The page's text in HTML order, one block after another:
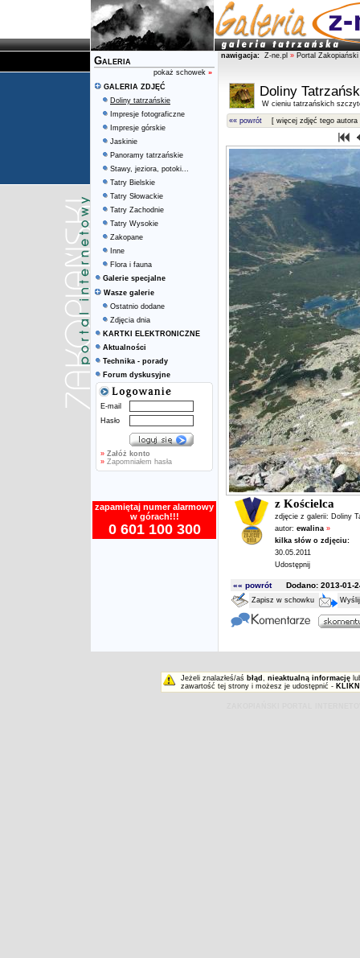
Galeria
pokaż schowek »
GALERIA ZDJĘĆ
Doliny tatrzańskie
Impresje fotograficzne
Impresje górskie
Jaskinie
Panoramy tatrzańskie
Stawy, jeziora, potoki...
Tatry Bielskie
Tatry Słowackie
Tatry Zachodnie
Tatry Wysokie
Zakopane
Inne
Flora i fauna
Galerie specjalne
Wasze galerie
Ostatnio dodane
Zdjęcia dnia
KARTKI ELEKTRONICZNE
Aktualności
Technika - porady
Forum dyskusyjne
E-mail
Hasło
» Załóż konto
» Zapomniałem hasła
zapamiętaj numer alarmowy
w górach!!!
0 601 100 300
nawigacja: Z-ne.pl » Portal Zakopiański
Doliny
W cieniu tatrzańskich
«« powrót [ więcej zdjęć tego autora
z Kościelca
zdjęcie z galerii: Doliny
autor: ewalina »
kilka słów o zdjęciu:
30.05.2011
Udostępnij
«« powrótDodano: 2013-01-
Zapisz w schowku
Jeżeli znalazłeś/aś błąd , nieaktualną informację
zawartość tej strony i możesz je udostępnić -